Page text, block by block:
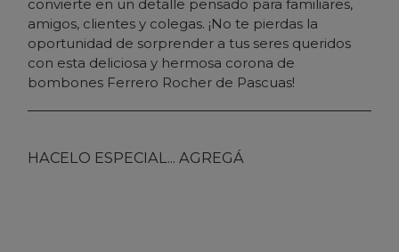
convierte en un detalle pensado para familiares,
amigos, clientes y colegas. ¡No te pierdas la
oportunidad de sorprender a tus seres queridos
con esta deliciosa y hermosa corona de
bombones Ferrero Rocher de Pascuas!
HACELO ESPECIAL... AGREGÁ